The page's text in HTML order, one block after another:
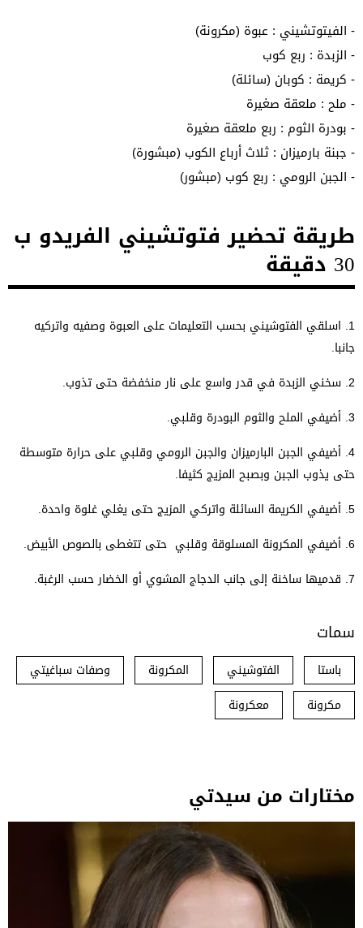
- الفيتوتشيني : عبوة (مكرونة)
- الزبدة : ربع كوب
- كريمة : كوبان (سائلة)
- ملح : ملعقة صغيرة
- بودرة الثوم : ربع ملعقة صغيرة
- جبنة بارميزان : ثلاث أرباع الكوب (مبشورة)
- الجبن الرومي : ربع كوب (مبشور)
طريقة تحضير فتوتشيني الفريدو ب
30 دقيقة
1. اسلقي الفتوشيني بحسب التعليمات على العبوة وصفيه واتركيه
جانبا.
2. سخني الزبدة في قدر واسع على نار منخفضة حتى تذوب.
3. أ ضيفي الملح والثوم البودرة وقلبي.
4. أضيفي الجبن البارميزان والجبن الرومي وقلبي على حرارة متوسطة
حتى يذوب الجبن وبصبح المزيج كثيفا.
5. أ ضيفي الكريمة السائلة واتركي المزيج حتى يغلي غلوة واحدة.
6. أ ضيفي المكرونة المسلوقة وقلبي حتى تتغطى بالصوص الأبيض.
7. قدميها ساخنة إلى جانب الدجاج المشوي أو الخضار حسب الرغبة.
سمات
باستا الفتوشيني المكرونة
وصفات سباغيتي
مكرونة
معكرونة
مختارات من سيدتي